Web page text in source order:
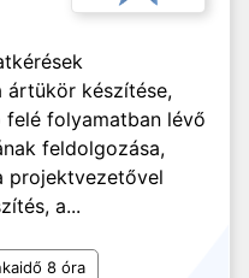
ártükör készítése,
felé folyamatban lévő
feldolgozása,
projektvezetővel
a...
8 óra